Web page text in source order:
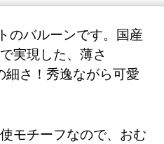
のバルーンです。国産
実現した、薄さ
さ！秀逸ながら可愛
モチーフなので、おむ